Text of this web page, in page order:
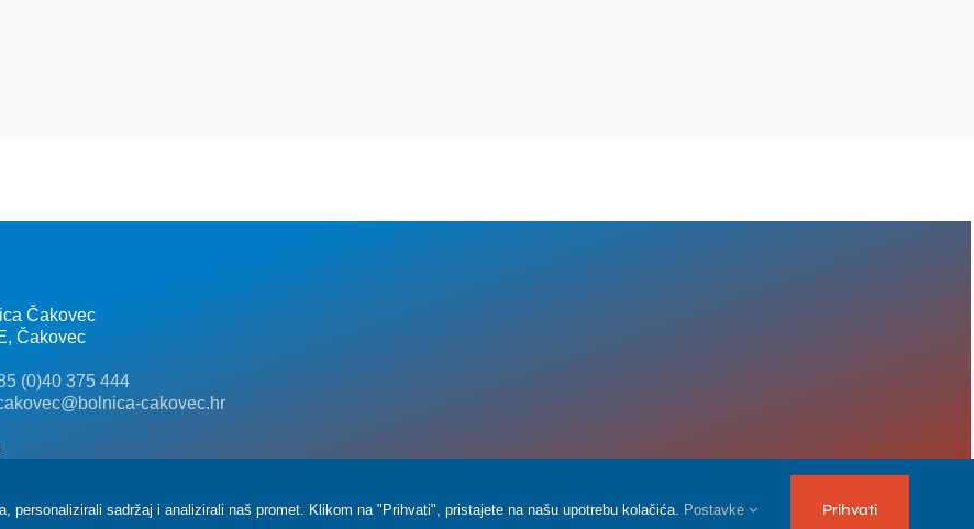
Čakovec
Čakovec
(0)40 375 444
cakovec.hr
sadržaj i analizirali naš promet. Klikom na "Prihvati", pristajete na našu upotrebu kolačića. Postavke Prihvati